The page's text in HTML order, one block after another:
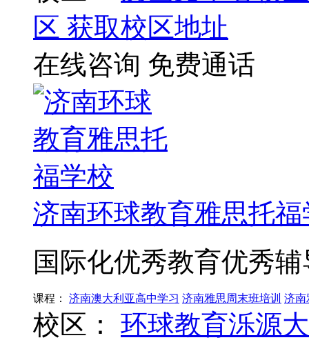
区 获取校区地址
在线咨询 免费通话
济南环球教育雅思托福
国际化优秀教育优秀
课程： 济南澳大利亚高中学习 济南雅思周末班培训 济南
校区：
环球教育泺源